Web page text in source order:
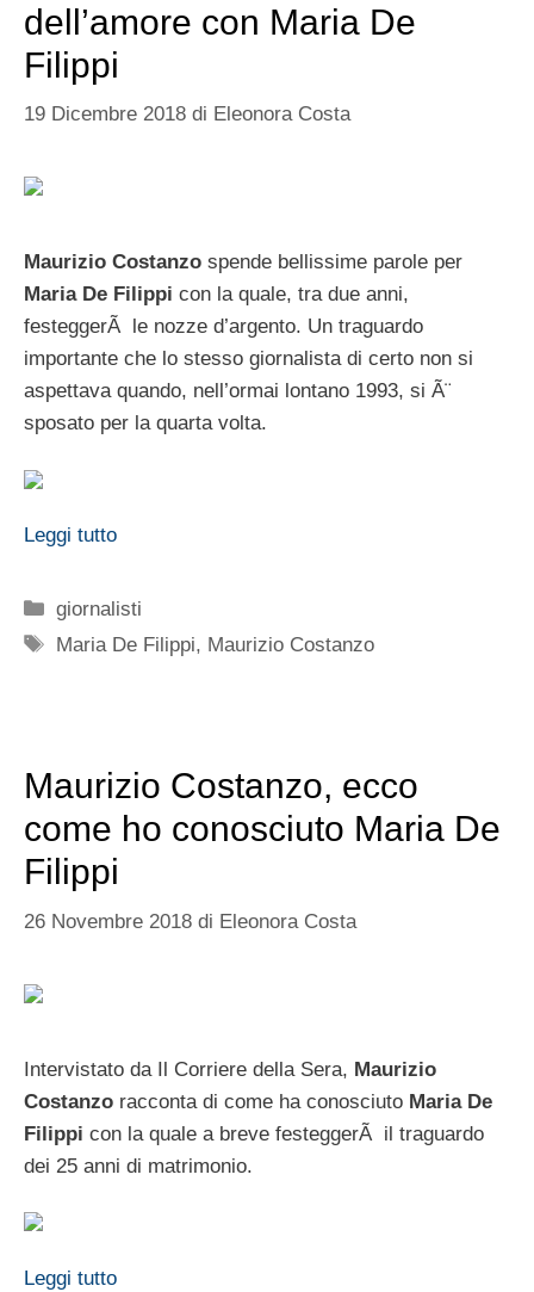
dell’amore con Maria De
Filippi
19 Dicembre 2018 di Eleonora Costa
Maurizio Costanzo spende bellissime parole per
Maria De Filippi con la quale, tra due anni,
festeggerÃ le nozze d’argento. Un traguardo
importante che lo stesso giornalista di certo non si
aspettava quando, nell’ormai lontano 1993, si Ã¨
sposato per la quarta volta.
Leggi tutto
Categorie
giornalisti
Tag
Maria De Filippi, Maurizio Costanzo
Maurizio Costanzo, ecco
come ho conosciuto Maria De
Filippi
26 Novembre 2018 di Eleonora Costa
Intervistato da Il Corriere della Sera, Maurizio
Costanzo racconta di come ha conosciuto Maria De
Filippi con la quale a breve festeggerÃ il traguardo
dei 25 anni di matrimonio.
Leggi tutto